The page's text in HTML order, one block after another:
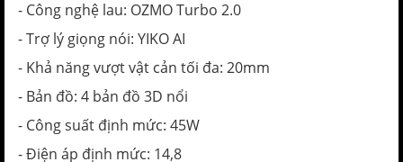
- Công nghệ lau: OZMO Turbo 2.0
- Trợ lý giọng nói: YIKO AI
- Khả năng vượt vật cản tối đa: 20mm
- Bản đồ: 4 bản đồ 3D nổi
- Công suất định mức: 45W
- Điện áp định mức: 14,8